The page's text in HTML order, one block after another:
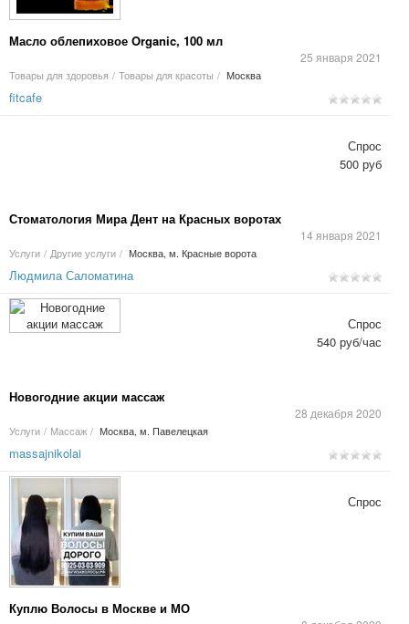
Масло облепиховое Organic, 100 мл
25 января 2021
Товары для здоровья / Товары для красоты / Москва
fitcafe
Стоматология Мира Дент на Красных воротах
14 января 2021
Услуги / Другие услуги / Москва, м. Красные ворота
Спрос
500 руб
Людмила Саломатина
Новогодние акции массаж
28 декабря 2020
Услуги / Массаж / Москва, м. Павелецкая
Спрос
540 руб/час
massajnikolai
Куплю Волосы в Москве и МО
Спрос